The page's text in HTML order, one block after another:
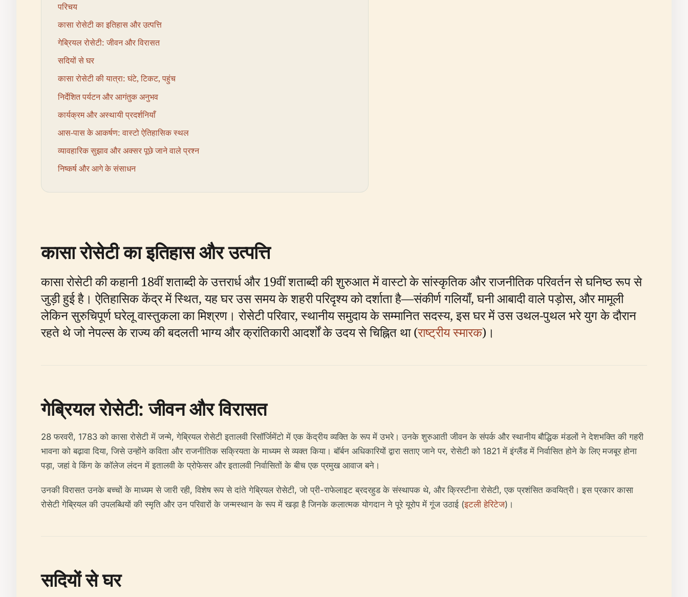
परिचय
कासा रोसेटी का इतिहास और उत्पत्ति
गेब्रियल रोसेटी: जीवन और विरासत
सदियों से घर
कासा रोसेटी की यात्रा: घंटे, टिकट, पहुंच
निर्देशित पर्यटन और आगंतुक अनुभव
कार्यक्रम और अस्थायी प्रदर्शनियाँ
आस-पास के आकर्षण: वास्टो ऐतिहासिक स्थल
व्यावहारिक सुझाव और अक्सर पूछे जाने वाले प्रश्न
निष्कर्ष और आगे के संसाधन
कासा रोसेटी का इतिहास और उत्पत्ति
कासा रोसेटी की कहानी 18वीं शताब्दी के उत्तरार्ध और 19वीं शताब्दी की शुरुआत में वास्टो के सांस्कृतिक और राजनीतिक परिवर्तन से घनिष्ठ रूप से
जुड़ी हुई है। ऐतिहासिक केंद्र में स्थित, यह घर उस समय के शहरी परिदृश्य को दर्शाता है—संकीर्ण गलियाँ, घनी आबादी वाले पड़ोस, और मामूली
लेकिन सुरुचिपूर्ण घरेलू वास्तुकला का मिश्रण। रोसेटी परिवार, स्थानीय समुदाय के सम्मानित सदस्य, इस घर में उस उथल-पुथल भरे युग के दौरान
रहते थे जो नेपल्स के राज्य की बदलती भाग्य और क्रांतिकारी आदर्शों के उदय से चिह्नित था (राष्ट्रीय स्मारक)।
गेब्रियल रोसेटी: जीवन और विरासत
28 फरवरी, 1783 को कासा रोसेटी में जन्मे, गेब्रियल रोसेटी इतालवी रिसॉर्जिमेंटो में एक केंद्रीय व्यक्ति के रूप में उभरे। उनके शुरुआती जीवन के संपर्क और स्थानीय बौद्धिक मंडलों ने देशभक्ति की गहरी
भावना को बढ़ावा दिया, जिसे उन्होंने कविता और राजनीतिक सक्रियता के माध्यम से व्यक्त किया। बॉर्बन अधिकारियों द्वारा सताए जाने पर, रोसेटी को 1821 में इंग्लैंड में निर्वासित होने के लिए मजबूर होना
पड़ा, जहां वे किंग के कॉलेज लंदन में इतालवी के प्रोफेसर और इतालवी निर्वासितों के बीच एक प्रमुख आवाज बने।
उनकी विरासत उनके बच्चों के माध्यम से जारी रही, विशेष रूप से दांते गेब्रियल रोसेटी, जो प्री-राफेलाइट ब्रदरहुड के संस्थापक थे, और क्रिस्टीना रोसेटी, एक प्रशंसित कवयित्री। इस प्रकार कासा
रोसेटी गेब्रियल की उपलब्धियों की स्मृति और उन परिवारों के जन्मस्थान के रूप में खड़ा है जिनके कलात्मक योगदान ने पूरे यूरोप में गूंज उठाई (इटली हेरिटेज)।
सदियों से घर